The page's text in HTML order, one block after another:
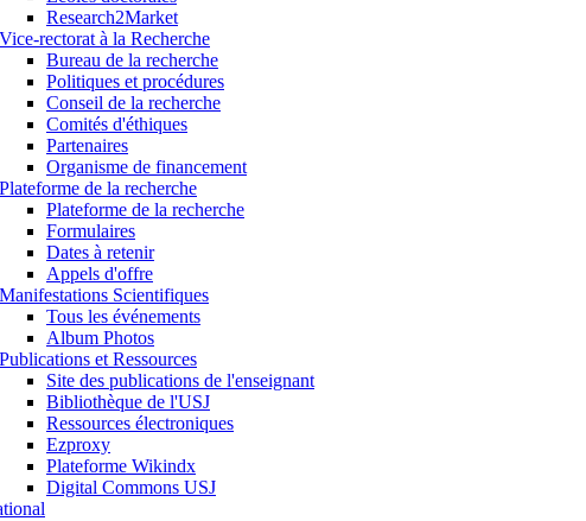
Research2Market
Vice-rectorat à la Recherche
Bureau de la recherche
Politiques et procédures
Conseil de la recherche
Comités d'éthiques
Partenaires
Organisme de financement
Plateforme de la recherche
Plateforme de la recherche
Formulaires
Dates à retenir
Appels d'offre
Manifestations Scientifiques
Tous les événements
Album Photos
Publications et Ressources
Site des publications de l'enseignant
Bibliothèque de l'USJ
Ressources électroniques
Ezproxy
Plateforme Wikindx
Digital Commons USJ